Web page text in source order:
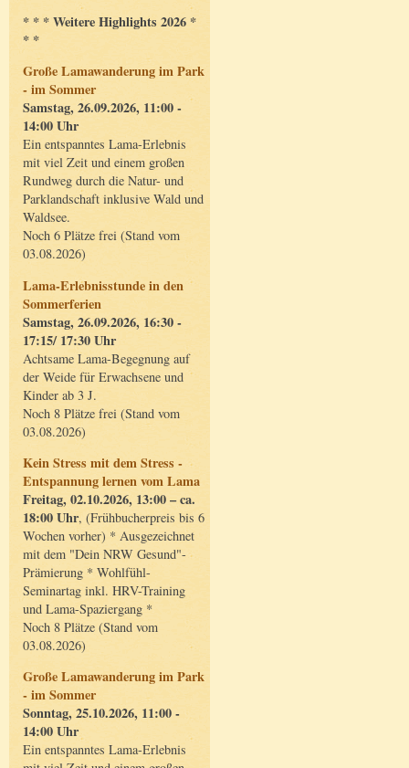
* * * Weitere Highlights 2026 *
* *
Große Lamawanderung im Park
- im Sommer
Samstag, 26.09.2026, 11:00 -
14:00 Uhr
Ein entspanntes Lama-Erlebnis
mit viel Zeit und einem großen
Rundweg durch die Natur- und
Parklandschaft inklusive Wald und
Waldsee.
Noch 6 Plätze frei (Stand vom
03.08.2026)
Lama-Erlebnisstunde in den
Sommerferien
Samstag, 26.09.2026, 16:30 -
17:15/ 17:30 Uhr
Achtsame Lama-Begegnung auf
der Weide für Erwachsene und
Kinder ab 3 J.
Noch 8 Plätze frei (Stand vom
03.08.2026)
Kein Stress mit dem Stress -
Entspannung lernen vom Lama
Freitag, 02.10.2026, 13:00 – ca.
18:00 Uhr, (Frühbucherpreis bis 6
Wochen vorher) * Ausgezeichnet
mit dem "Dein NRW Gesund"-
Prämierung * Wohlfühl-
Seminartag inkl. HRV-Training
und Lama-Spaziergang *
Noch 8 Plätze (Stand vom
03.08.2026)
Große Lamawanderung im Park
- im Sommer
Sonntag, 25.10.2026, 11:00 -
14:00 Uhr
Ein entspanntes Lama-Erlebnis